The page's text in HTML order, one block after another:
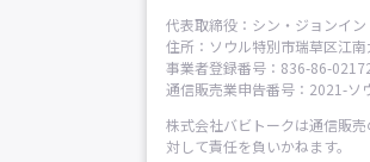
代表取締役：シン・ジョンイン
住所：ソウル特別市瑞草区江
事業者登録番号：836-86-
通信販売業申告番号：2021-ソ
株式会社バビトークは通信販
対して責任を負いかねます。